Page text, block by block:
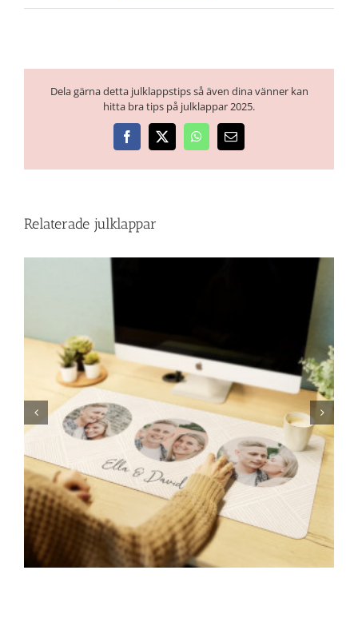
Dela gärna detta julklappstips så även dina vänner kan
hitta bra tips på julklappar 2025.
Facebook
X WhatsApp
E-
Relaterade julklappar